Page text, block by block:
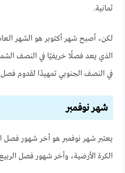
ثمانية.
لكن، أصبح شهر أكتوبر هو الشهر
الذي يعد فصلًا خريفيًا في النصف
في النصف الجنوبي تمهيدًا لقدوم فصل
شهر نوفمبر
يعتبر شهر نوفمبر هو أخر شهور فصل
الكرة الأرضية، وأخر شهور فصل